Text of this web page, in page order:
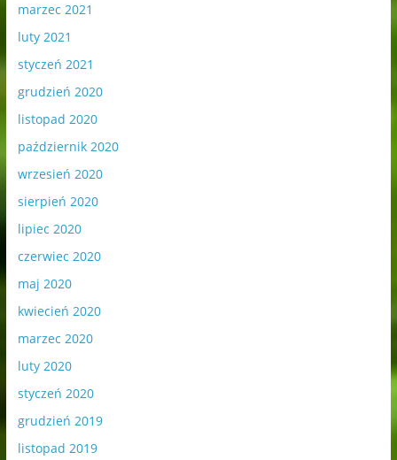
marzec 2021
luty 2021
styczeń 2021
grudzień 2020
listopad 2020
październik 2020
wrzesień 2020
sierpień 2020
lipiec 2020
czerwiec 2020
maj 2020
kwiecień 2020
marzec 2020
luty 2020
styczeń 2020
grudzień 2019
listopad 2019